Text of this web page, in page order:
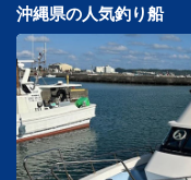
沖縄県の人気釣り船